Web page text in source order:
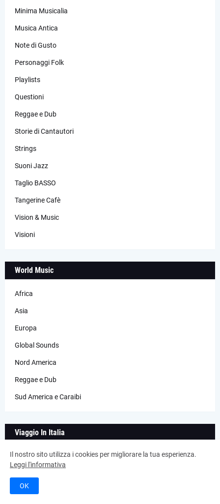
Minima Musicalia
Musica Antica
Note di Gusto
Personaggi Folk
Playlists
Questioni
Reggae e Dub
Storie di Cantautori
Strings
Suoni Jazz
Taglio BASSO
Tangerine Cafè
Vision & Music
Visioni
World Music
Africa
Asia
Europa
Global Sounds
Nord America
Reggae e Dub
Sud America e Caraibi
Viaggio In Italia
Abruzzo
Calabria
Il nostro sito utilizza i cookies per migliorare la tua esperienza.
Leggi l'informativa
OK